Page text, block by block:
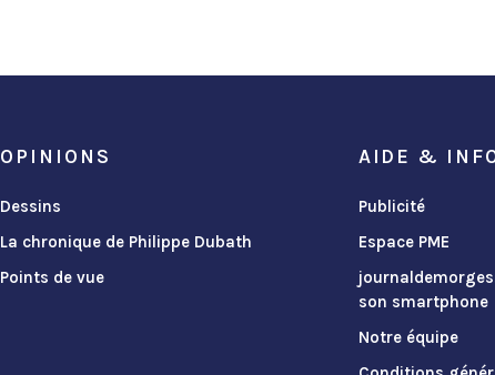
OPINIONS
Dessins
La chronique de Philippe Dubath
Points de vue
AIDE &
Publicité
Espace PME
son smartphone
Notre équipe